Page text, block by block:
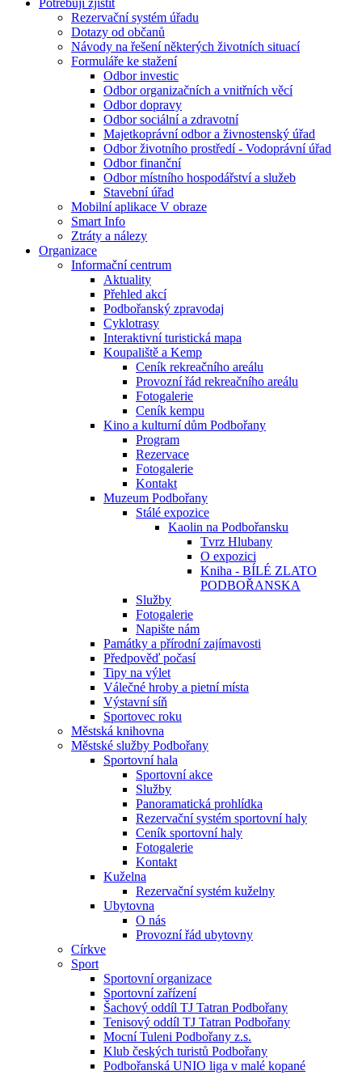
Potřebuji zjistit
Rezervační systém úřadu
Dotazy od občanů
Návody na řešení některých životních situací
Formuláře ke stažení
Odbor investic
Odbor organizačních a vnitřních věcí
Odbor dopravy
Odbor sociální a zdravotní
Majetkoprávní odbor a živnostenský úřad
Odbor životního prostředí - Vodoprávní úřad
Odbor finanční
Odbor místního hospodářství a služeb
Stavební úřad
Mobilní aplikace V obraze
Smart Info
Ztráty a nálezy
Organizace
Informační centrum
Aktuality
Přehled akcí
Podbořanský zpravodaj
Cyklotrasy
Interaktivní turistická mapa
Koupaliště a Kemp
Ceník rekreačního areálu
Provozní řád rekreačního areálu
Fotogalerie
Ceník kempu
Kino a kulturní dům Podbořany
Program
Rezervace
Fotogalerie
Kontakt
Muzeum Podbořany
Stálé expozice
Kaolin na Podbořansku
Tvrz Hlubany
O expozici
Kniha - BÍLÉ ZLATO
PODBOŘANSKA
Služby
Fotogalerie
Napište nám
Památky a přírodní zajímavosti
Předpověď počasí
Tipy na výlet
Válečné hroby a pietní místa
Výstavní síň
Sportovec roku
Městská knihovna
Městské služby Podbořany
Sportovní hala
Sportovní akce
Služby
Panoramatická prohlídka
Rezervační systém sportovní haly
Ceník sportovní haly
Fotogalerie
Kontakt
Kuželna
Rezervační systém kuželny
Ubytovna
O nás
Provozní řád ubytovny
Církve
Sport
Sportovní organizace
Sportovní zařízení
Šachový oddíl TJ Tatran Podbořany
Tenisový oddíl TJ Tatran Podbořany
Mocní Tuleni Podbořany z.s.
Klub českých turistů Podbořany
Podbořanská UNIO liga v malé kopané